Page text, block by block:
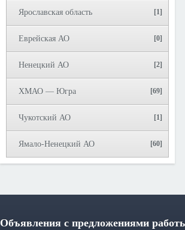
Ярославская область [1]
Еврейская АО [0]
Ненецкий АО [2]
ХМАО — Югра [69]
Чукотский АО [1]
Ямало-Ненецкий АО [60]
Объявления с предложениями